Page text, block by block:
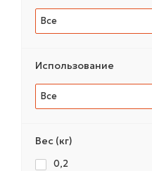
Все
Использование
Все
Вес (кг)
0,2